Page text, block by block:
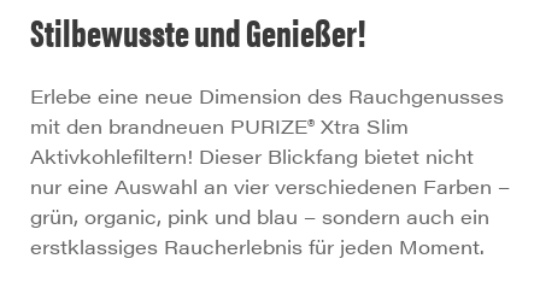
Stilbewusste und Genießer!
Erlebe eine neue Dimension des Rauchgenusses
mit den brandneuen PURIZE® Xtra Slim
Aktivkohlefiltern! Dieser Blickfang bietet nicht
nur eine Auswahl an vier verschiedenen Farben –
grün, organic, pink und blau – sondern auch ein
erstklassiges Raucherlebnis für jeden Moment.